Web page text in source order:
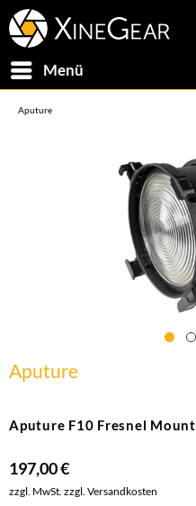
Menü
Aputure
Aputure
Aputure F10 Fresnel Mount
197,00 €
zzgl. MwSt. zzgl. Versandkosten